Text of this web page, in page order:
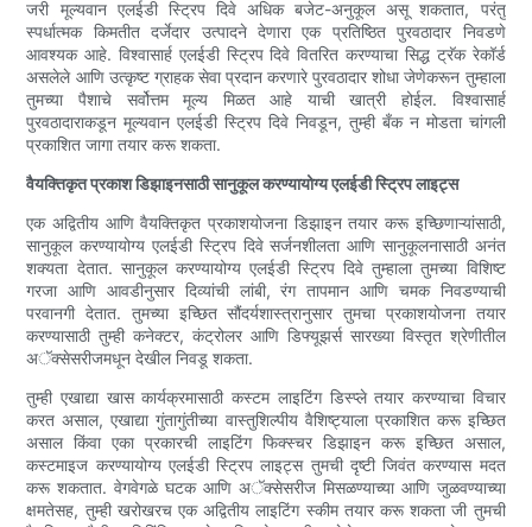
जरी मूल्यवान एलईडी स्ट्रिप दिवे अधिक बजेट-अनुकूल असू शकतात, परंतु
स्पर्धात्मक किमतीत दर्जेदार उत्पादने देणारा एक प्रतिष्ठित पुरवठादार निवडणे
आवश्यक आहे. विश्वासार्ह एलईडी स्ट्रिप दिवे वितरित करण्याचा सिद्ध ट्रॅक रेकॉर्ड
असलेले आणि उत्कृष्ट ग्राहक सेवा प्रदान करणारे पुरवठादार शोधा जेणेकरून तुम्हाला
तुमच्या पैशाचे सर्वोत्तम मूल्य मिळत आहे याची खात्री होईल. विश्वासार्ह
पुरवठादाराकडून मूल्यवान एलईडी स्ट्रिप दिवे निवडून, तुम्ही बँक न मोडता चांगली
प्रकाशित जागा तयार करू शकता.
वैयक्तिकृत प्रकाश डिझाइनसाठी सानुकूल करण्यायोग्य एलईडी स्ट्रिप लाइट्स
एक अद्वितीय आणि वैयक्तिकृत प्रकाशयोजना डिझाइन तयार करू इच्छिणाऱ्यांसाठी,
सानुकूल करण्यायोग्य एलईडी स्ट्रिप दिवे सर्जनशीलता आणि सानुकूलनासाठी अनंत
शक्यता देतात. सानुकूल करण्यायोग्य एलईडी स्ट्रिप दिवे तुम्हाला तुमच्या विशिष्ट
गरजा आणि आवडीनुसार दिव्यांची लांबी, रंग तापमान आणि चमक निवडण्याची
परवानगी देतात. तुमच्या इच्छित सौंदर्यशास्त्रानुसार तुमचा प्रकाशयोजना तयार
करण्यासाठी तुम्ही कनेक्टर, कंट्रोलर आणि डिफ्यूझर्स सारख्या विस्तृत श्रेणीतील
अॅक्सेसरीजमधून देखील निवडू शकता.
तुम्ही एखाद्या खास कार्यक्रमासाठी कस्टम लाइटिंग डिस्प्ले तयार करण्याचा विचार
करत असाल, एखाद्या गुंतागुंतीच्या वास्तुशिल्पीय वैशिष्ट्याला प्रकाशित करू इच्छित
असाल किंवा एका प्रकारची लाइटिंग फिक्स्चर डिझाइन करू इच्छित असाल,
कस्टमाइज करण्यायोग्य एलईडी स्ट्रिप लाइट्स तुमची दृष्टी जिवंत करण्यास मदत
करू शकतात. वेगवेगळे घटक आणि अॅक्सेसरीज मिसळण्याच्या आणि जुळवण्याच्या
क्षमतेसह, तुम्ही खरोखरच एक अद्वितीय लाइटिंग स्कीम तयार करू शकता जी तुमची